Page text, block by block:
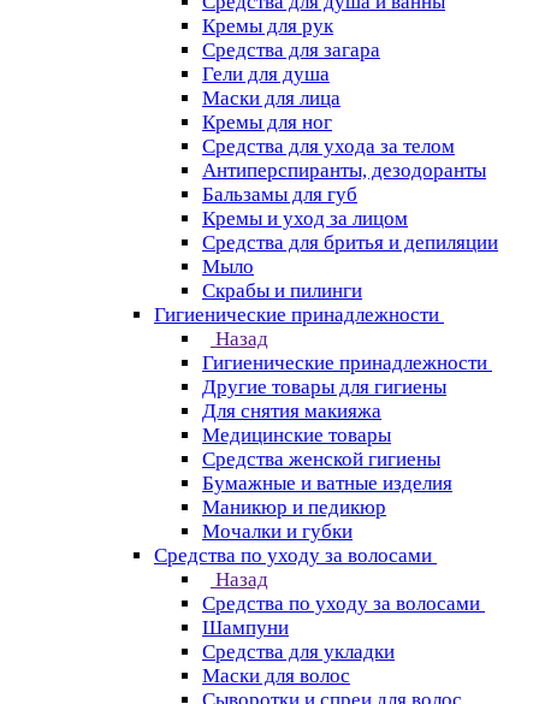
Кремы для рук
Средства для загара
Гели для душа
Маски для лица
Кремы для ног
Средства для ухода за телом
Антиперспиранты, дезодоранты
Бальзамы для губ
Кремы и уход за лицом
Средства для бритья и депиляции
Мыло
Скрабы и пилинги
Гигиенические принадлежности
Назад
Гигиенические принадлежности
Другие товары для гигиены
Для снятия макияжа
Медицинские товары
Средства женской гигиены
Бумажные и ватные изделия
Маникюр и педикюр
Мочалки и губки
Средства по уходу за волосами
Назад
Средства по уходу за волосами
Шампуни
Средства для укладки
Маски для волос